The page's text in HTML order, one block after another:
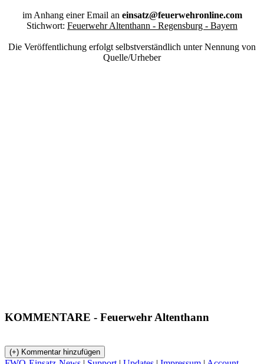
im Anhang einer Email an einsatz@feuerwehronline.com
Stichwort: Feuerwehr Altenthann - Regensburg - Bayern
Die Veröffentlichung erfolgt selbstverständlich unter Nennung von
Quelle/Urheber
KOMMENTARE - Feuerwehr Altenthann